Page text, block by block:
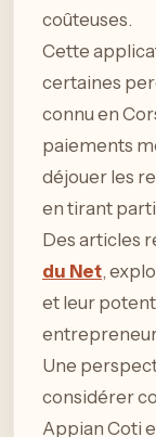
coûteuses.
Cette
certaines
connu en
paiements
déjouer les
en tirant
Des articles
du Net,
et leur
Une
considérer
Appian Coti